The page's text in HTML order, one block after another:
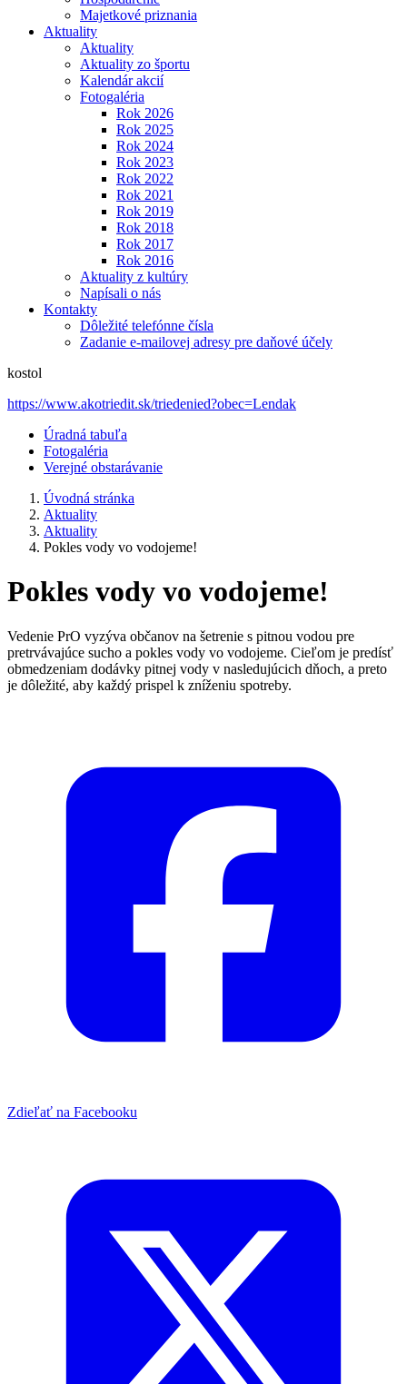
Majetkové priznania
Aktuality
Aktuality
Aktuality zo športu
Kalendár akcií
Fotogaléria
Rok 2026
Rok 2025
Rok 2024
Rok 2023
Rok 2022
Rok 2021
Rok 2019
Rok 2018
Rok 2017
Rok 2016
Aktuality z kultúry
Napísali o nás
Kontakty
Dôležité telefónne čísla
Zadanie e-mailovej adresy pre daňové účely
kostol
https://www.akotriedit.sk/triedenied?obec=Lendak
Úradná tabuľa
Fotogaléria
Verejné obstarávanie
Úvodná stránka
Aktuality
Aktuality
Pokles vody vo vodojeme!
Pokles vody vo vodojeme!
Vedenie PrO vyzýva občanov na šetrenie s pitnou vodou pre
pretrvávajúce sucho a pokles vody vo vodojeme. Cieľom je predísť
obmedzeniam dodávky pitnej vody v nasledujúcich dňoch, a preto
je dôležité, aby každý prispel k zníženiu spotreby.
Zdieľať na Facebooku